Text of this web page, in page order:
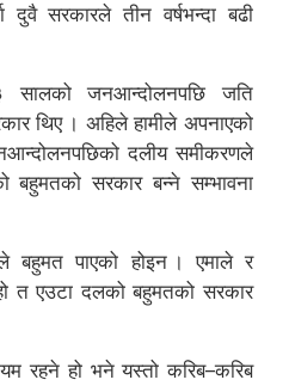
दुवै सरकारले तीन वर्षभन्दा बढी
सालको जनआन्दोलनपछि जति
थिए । अहिले हामीले अपनाएको
दलीय समीकरणले
बहुमतको सरकार बन्ने सम्भावना
पाएको होइन । एमाले र
त एउटा दलको बहुमतको सरकार
रहने हो भने यस्तो करिब–करिब